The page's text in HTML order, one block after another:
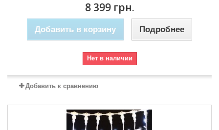
8 399 грн.
Добавить в корзину Подробнее
Нет в наличии
Добавить к сравнению